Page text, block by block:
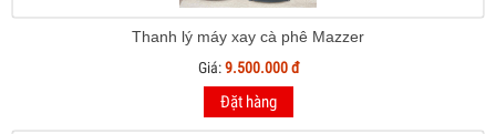
Thanh lý máy xay cà phê Mazzer
Giá:9.500.000 đ
Đặt hàng